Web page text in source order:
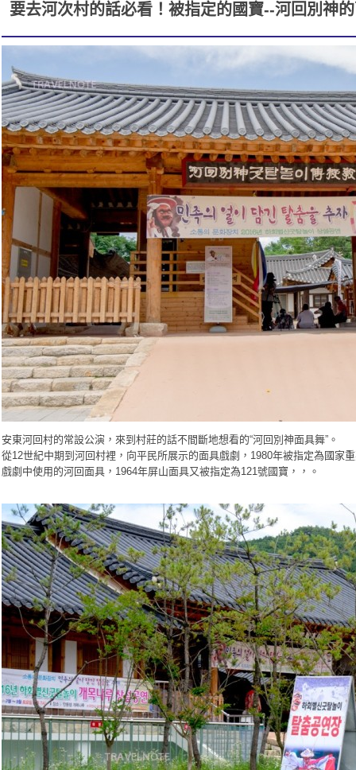
要去河次村的話必看！被指定的國寶--河回別神
安東河回村的常設公演，來到村莊的話不間斷地想看的“河回別神面具舞”。
從12世紀中期到河回村裡，向平民所展示的面具戲劇，1980年被指定為國家
戲劇中使用的河回面具， 1964年屏山面具又被指定為121號國寶 ，，。